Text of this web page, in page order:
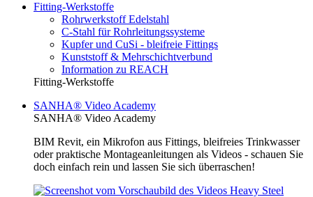
Fitting-Werkstoffe
Rohrwerkstoff Edelstahl
C-Stahl für Rohrleitungssysteme
Kupfer und CuSi - bleifreie Fittings
Kunststoff & Mehrschichtverbund
Information zu REACH
Fitting-Werkstoffe
SANHA® Video Academy
SANHA® Video Academy
BIM Revit, ein Mikrofon aus Fittings, bleifreies Trinkwasser
oder praktische Montageanleitungen als Videos - schauen Sie
doch einfach rein und lassen Sie sich überraschen!